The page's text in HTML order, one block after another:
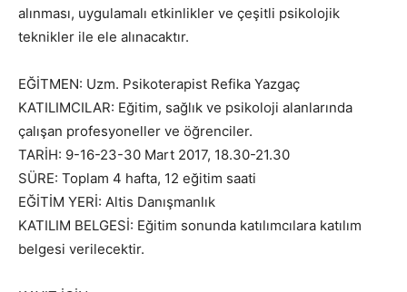
alınması, uygulamalı etkinlikler ve çeşitli psikolojik
teknikler ile ele alınacaktır.
EĞİTMEN: Uzm. Psikoterapist Refika Yazgaç
KATILIMCILAR: Eğitim, sağlık ve psikoloji alanlarında
çalışan profesyoneller ve öğrenciler.
TARİH: 9-16-23-30 Mart 2017, 18.30-21.30
SÜRE: Toplam 4 hafta, 12 eğitim saati
EĞİTİM YERİ: Altis Danışmanlık
KATILIM BELGESİ: Eğitim sonunda katılımcılara katılım
belgesi verilecektir.